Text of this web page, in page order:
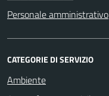
Personale amministrativo
CATEGORIE DI SERVIZIO
Ambiente